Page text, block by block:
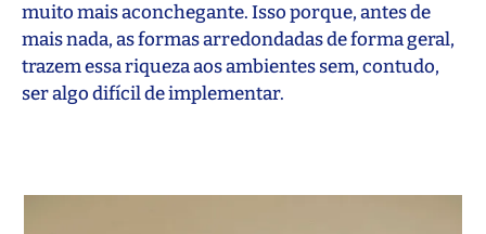
muito mais aconchegante. Isso porque, antes de
mais nada, as formas arredondadas de forma geral,
trazem essa riqueza aos ambientes sem, contudo,
ser algo difícil de implementar.